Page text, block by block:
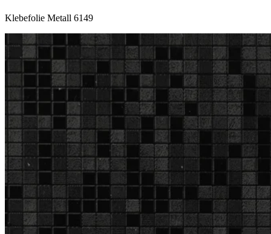
Klebefolie Metall 6149